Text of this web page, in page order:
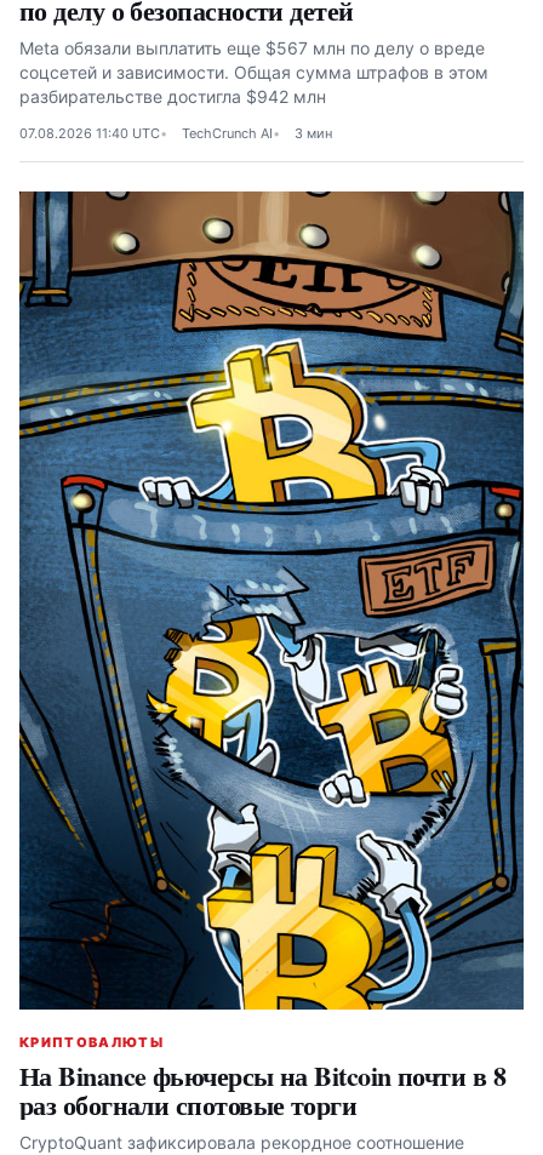
по делу о безопасности детей
Meta обязали выплатить еще $567 млн по делу о вреде
соцсетей и зависимости. Общая сумма штрафов в этом
разбирательстве достигла $942 млн
07.08.2026 11:40 UTC TechCrunch AI 3 мин
КРИПТОВАЛЮТЫ
На Binance фьючерсы на Bitcoin почти в 8
раз обогнали спотовые торги
CryptoQuant зафиксировала рекордное соотношение